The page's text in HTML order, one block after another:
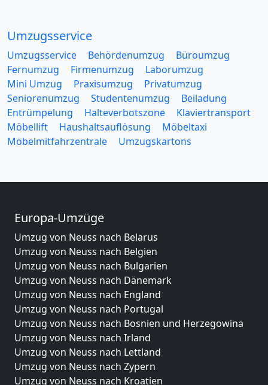
Umzugsservice
Umzugsservice Behördenumzug
Büroumzug
Fernumzug
Firmenumzug
Laborumzug
Mini Umzug
Praxisumzug
Privatumzug
Seniorenumzug
Studentenumzug
Beiladung
Entrümpelung
Halteverbotszone
Klaviertransport
Möbellift
Haushaltsauflösung
Möbeltaxi
Möbelmitfahrzentrale
Umzugskartons
Europa-Umzüge
Umzug von Neuss nach Belarus
Umzug von Neuss nach Belgien
Umzug von Neuss nach Bulgarien
Umzug von Neuss nach Dänemark
Umzug von Neuss nach England
Umzug von Neuss nach Portugal
Umzug von Neuss nach Bosnien und Herzegowina
Umzug von Neuss nach Irland
Umzug von Neuss nach Lettland
Umzug von Neuss nach Zypern
Umzug von Neuss nach Kroatien